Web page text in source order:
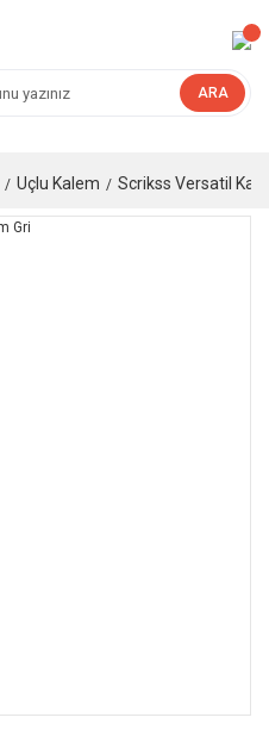
ARA
Uçlu Kalem Scrikss Versatil